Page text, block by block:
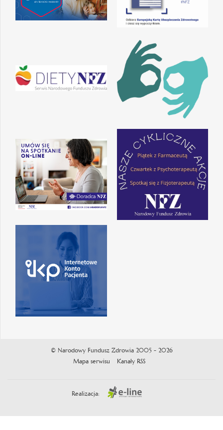
© Narodowy Fundusz Zdrowia 2005 - 2026
Mapa serwisu
Kanały RSS
Realizacja: